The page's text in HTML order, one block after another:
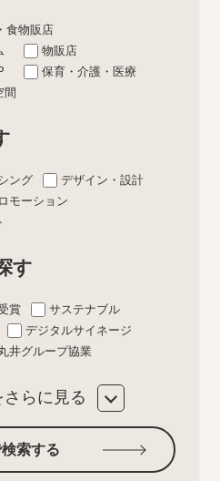
食物販店
物販店
保育・介護・医療
間
ング
デザイン・設計
モーション
す
賞
サステナブル
デジタルサイネージ
井グループ協業
らに見る
索する